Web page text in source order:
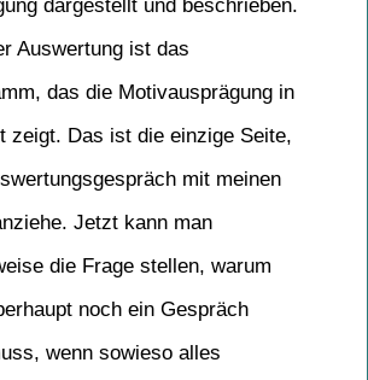
dargestellt und beschrieben.
Auswertung ist das
das die Motivausprägung in
zeigt. Das ist die einzige Seite,
mit meinen
Jetzt kann man
die Frage stellen, warum
noch ein Gespräch
wenn sowieso alles